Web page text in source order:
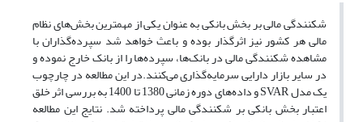
شکنندگی مالی بر بخش بانکی به عنوان یکی از مهمترین بخش‌های نظام
مالی هر کشور نیز اثرگذار بوده و باعث خواهد شد سپرده‌گذاران با
مشاهده شکنندگی مالی در بانک‌ها، سپرده‌ها را از بانک خارج نموده و
در سایر بازار دارایی سرمایه‌گذاری می‌کنند.در این مطالعه در چارچوب
یک مدل SVAR و داده‌های دوره زمانی 1380 تا 1400 به بررسی اثر خلق
اعتبار بخش بانکی بر شکنندگی مالی پرداخته شد. نتایج این مطالعه